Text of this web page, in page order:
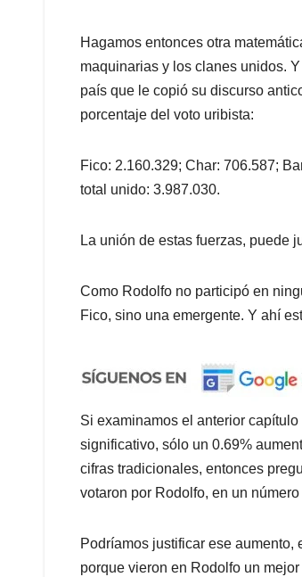
Hagamos entonces otra
maquinarias y los clanes unidos.
país que le copió su discurso
porcentaje del voto uribista:
Fico: 2.160.329; Char: 706.587;
total unido: 3.987.030.
La unión de estas fuerzas, puede
Como Rodolfo no participó en
Fico, sino una emergente. Y ahí
Si examinamos el anterior
significativo, sólo un 0.69%
cifras tradicionales, entonces
votaron por Rodolfo, en un
Podríamos justificar ese
porque vieron en Rodolfo un